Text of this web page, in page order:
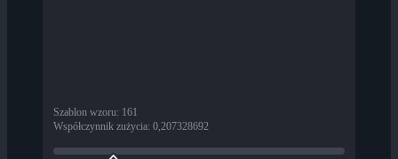
Szablon wzoru: 161
Współczynnik zużycia: 0,207328692